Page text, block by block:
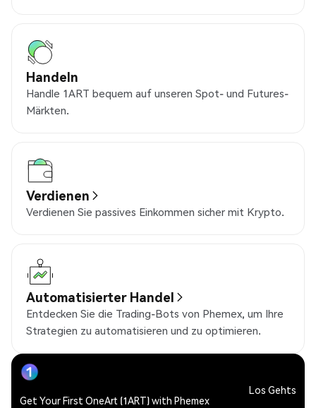
Handeln
Handle 1ART bequem auf unseren Spot- und Futures-
Märkten.
Verdienen
Verdienen Sie passives Einkommen sicher mit Krypto.
Automatisierter Handel
Entdecken Sie die Trading-Bots von Phemex, um Ihre
Strategien zu automatisieren und zu optimieren.
Get Your First OneArt (1ART) with Phemex
Los Gehts